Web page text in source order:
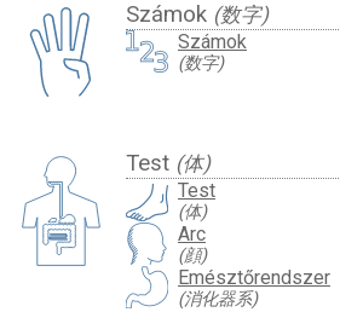
Számok (数字)
Számok
(数字)
Test (体)
Test
(体)
Arc
(顔)
Emésztőrendszer
(消化器系)